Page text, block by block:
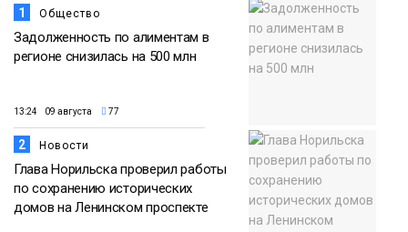
1 Общество
Задолженность по алиментам в
регионе снизилась на 500 млн
13:24 09 августа 77
2 Новости
Глава Норильска проверил работы
по сохранению исторических
домов на Ленинском проспекте